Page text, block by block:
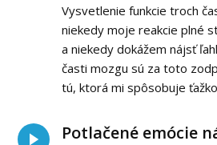
Vysvetlenie funkcie troch
niekedy moje reakcie plné
a niekedy dokážem nájsť
časti mozgu sú za toto
tú, ktorá mi spôsobuje
Potlačené emócie